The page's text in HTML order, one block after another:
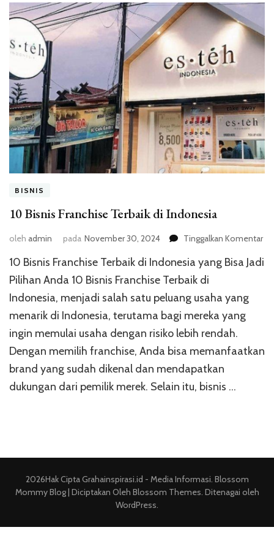
BISNIS
10 Bisnis Franchise Terbaik di Indonesia
oleh admin pada November 30, 2024 Tinggalkan Komentar
10 Bisnis Franchise Terbaik di Indonesia yang Bisa Jadi
Pilihan Anda 10 Bisnis Franchise Terbaik di
Indonesia, menjadi salah satu peluang usaha yang
menarik di Indonesia, terutama bagi mereka yang
ingin memulai usaha dengan risiko lebih rendah.
Dengan memilih franchise, Anda bisa memanfaatkan
brand yang sudah dikenal dan mendapatkan
dukungan dari pemilik merek. Selain itu, bisnis …
2026Hak CiptaGrahainspirasi.id - Media Informasi. Blossom
Mommy Blog | Diciptakan Oleh Blossom Themes. Ditenagai oleh
WordPress.